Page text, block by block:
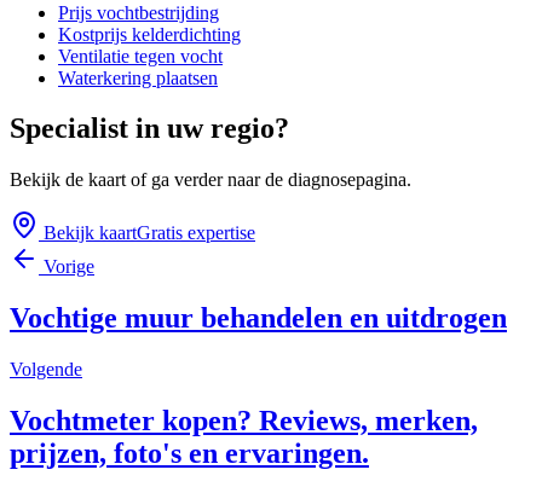
Prijs vochtbestrijding
Kostprijs kelderdichting
Ventilatie tegen vocht
Waterkering plaatsen
Specialist in uw regio?
Bekijk de kaart of ga verder naar de diagnosepagina.
Bekijk kaartGratis expertise
Vorige
Vochtige muur behandelen en uitdrogen
Volgende
Vochtmeter kopen? Reviews, merken,
prijzen, foto's en ervaringen.